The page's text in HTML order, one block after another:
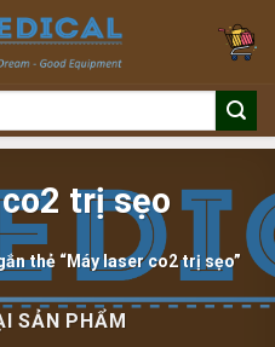
trị sẹo
thẻ “Máy laser co2 trị sẹo”
SẢN PHẨM